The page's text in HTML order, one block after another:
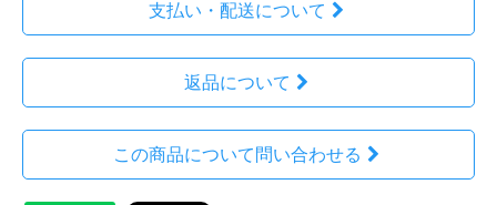
支払い・配送について
返品について
この商品について問い合わせる